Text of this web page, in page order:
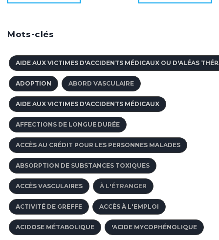
Mots-clés
AIDE AUX VICTIMES D'ACCIDENTS MÉDICAUX OU D'ALÉAS
ADOPTION ABORD VASCULAIRE
AIDE AUX VICTIMES D'ACCIDENTS MÉDICAUX
AFFECTIONS DE LONGUE DURÉE
ACCÈS AU CRÉDIT POUR LES PERSONNES MALADES
ABSORPTION DE SUBSTANCES TOXIQUES
ACCÈS VASCULAIRES À L'ÉTRANGER
ACTIVITÉ DE GREFFE ACCÈS À L'EMPLOI
ACIDOSE MÉTABOLIQUE 'ACIDE MYCOPHÉNOLIQUE